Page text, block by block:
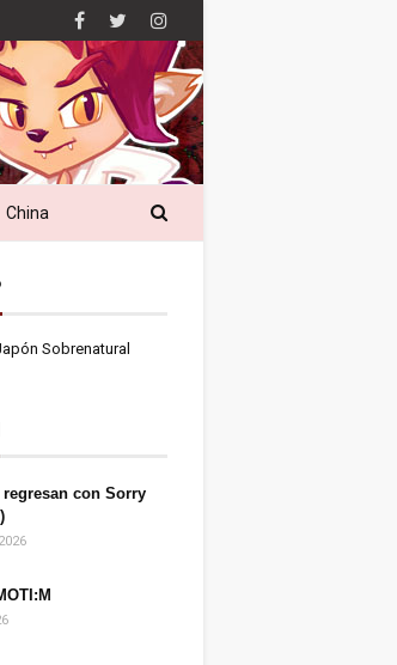
China
Sobrenatural
con Sorry